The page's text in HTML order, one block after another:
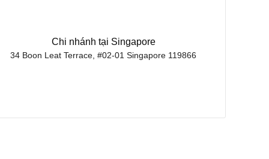
Chi nhánh tại Singapore
34 Boon Leat Terrace, #02-01 Singapore 119866